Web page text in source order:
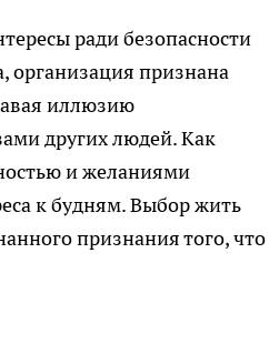
ради безопасности
организация признана
иллюзию
других людей. Как
и желаниями
к будням. Выбор жить
признания того, что